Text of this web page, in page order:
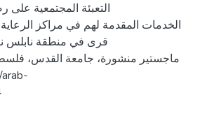
التعبئة المجتمعية
الخدمات المقدمة لهم في مراكز الرعاية
قرى في منطقة نابلس
ماجستير منشورة، جامعة القدس،